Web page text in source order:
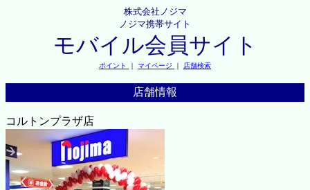
株式会社ノジマ
ノジマ携帯サイト
モバイル会員サイト
ポイント ｜ マイページ ｜ 店舗検索
店舗情報
コルトンプラザ店